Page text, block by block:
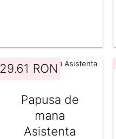
29.61 RON
Papusa de
mana
Asistenta